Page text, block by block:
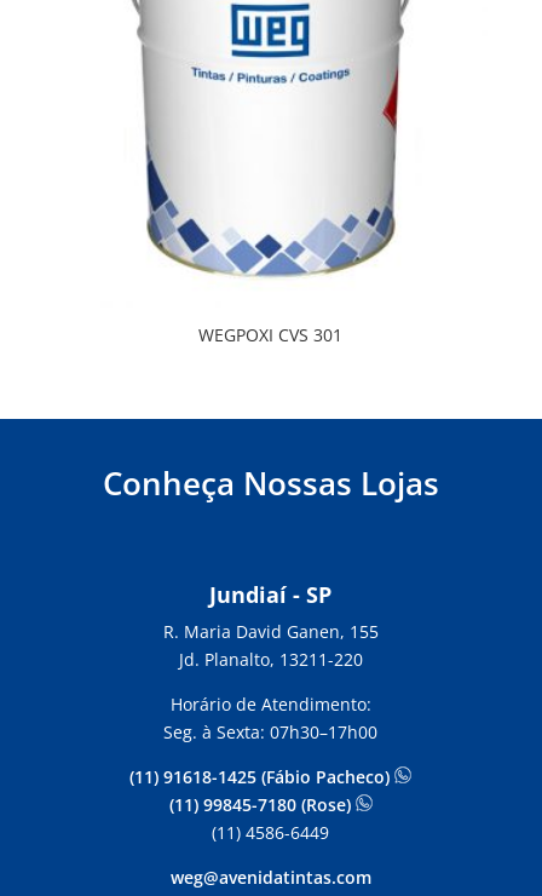
WEGPOXI CVS 301
Conheça Nossas Lojas
Jundiaí - SP
R. Maria David Ganen, 155
Jd. Planalto, 13211-220
Horário de Atendimento:
Seg. à Sexta: 07h30–17h00
(11) 91618-1425 (Fábio Pacheco)
(11) 99845-7180 (Rose)
(11) 4586-6449
weg@avenidatintas.com